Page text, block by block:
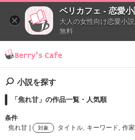
ベリカフェ - 恋愛
大人の女性向け恋愛小
無料
小説を探す
「焦れ甘」の作品一覧・人気順
条件
焦れ甘 |
対象 タイトル, キーワード, 作